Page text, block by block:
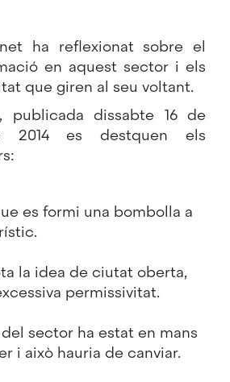
ha reflexionat sobre el
en aquest sector i els
que giren al seu voltant.
publicada dissabte 16 de
2014 es destquen els
es formi una bombolla a
la idea de ciutat oberta,
permissivitat.
sector ha estat en mans
i això hauria de canviar.